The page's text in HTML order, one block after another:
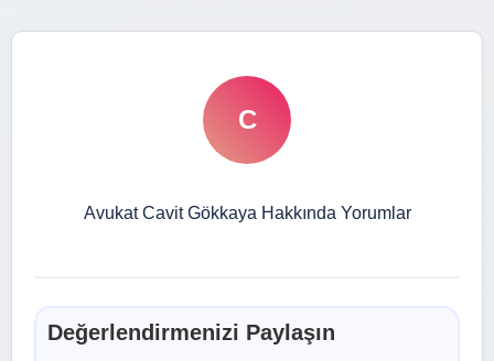
C
Avukat Cavit Gökkaya Hakkında Yorumlar
Değerlendirmenizi Paylaşın